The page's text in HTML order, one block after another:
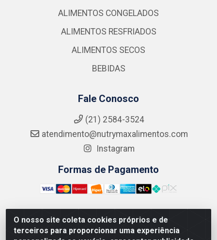
O nosso site coleta cookies próprios e de
terceiros para proporcionar uma experiência
ALIMENTOS CONGELADOS
ALIMENTOS RESFRIADOS
ALIMENTOS SECOS
BEBIDAS
Fale Conosco
(21) 2584-3524
atendimento@nutrymaxalimentos.com
Instagram
Formas de Pagamento
NUTRY MAX COMÉRCIO DE PRODUTOS ALIMENTICIOS
LTDA - RUA DO FEIJÃO, 721 PENHA CIRCULAR/RJ -